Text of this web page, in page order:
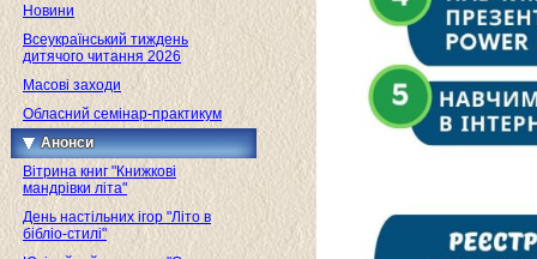
Новини
Всеукраїнський тиждень
дитячого читання 2026
Масові заходи
Обласний семінар-практикум
Анонси
Вітрина книг "Книжкові
мандрівки літа"
День настільних ігор "Літо в
бібліо-стилі"